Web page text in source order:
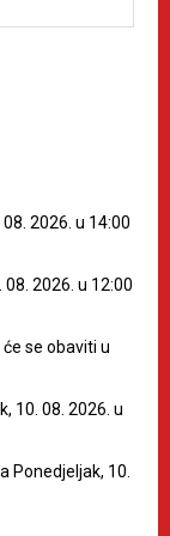
2026. u 14:00
2026. u 12:00
se obaviti u
10. 08. 2026. u
Ponedjeljak, 10.